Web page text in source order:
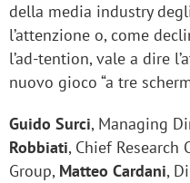
della media industry
l’attenzione o, come
l’ad-tention, vale a dire
nuovo gioco “a tre
Guido Surci, Managing
Robbiati, Chief Research
Group, Matteo Cardani,